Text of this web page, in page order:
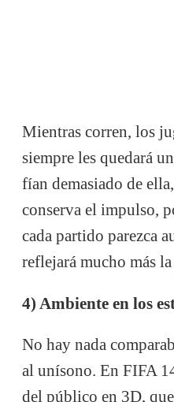
Mientras corren, los
siempre les quedará
fían demasiado de
conserva el impulso,
cada partido parezca
reflejará mucho más
4) Ambiente en los
No hay nada
al unísono. En FIFA
del público en 3D,